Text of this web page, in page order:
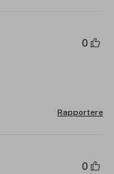
0
Rapportere
0